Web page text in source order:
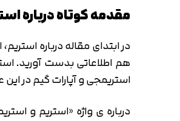
مقدمه کوتاه درباره
در ابتدای مقاله درباره
هم اطلاعاتی بدست آورید.
استریمجی و آپارات گیم در
درباره ی واژه «استریم و